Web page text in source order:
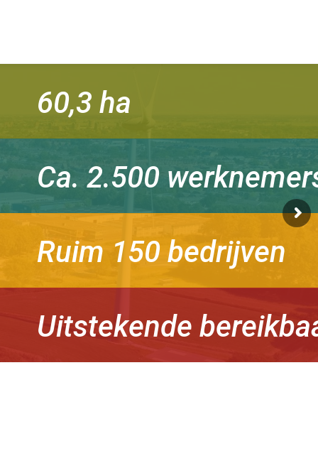
60,3 ha
Ca. 2.500
Ruim 150 bedrijven
Uitstekende